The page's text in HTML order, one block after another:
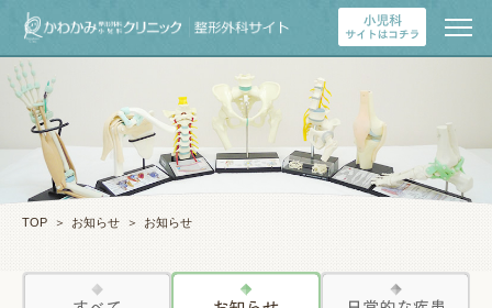
TOP ＞ お知らせ ＞ お知らせ